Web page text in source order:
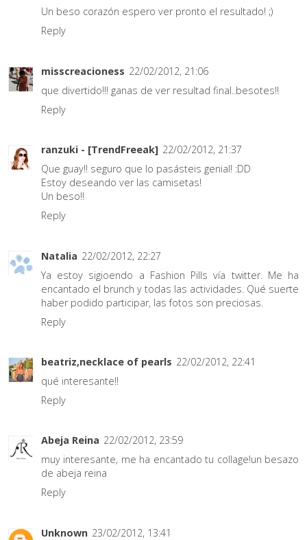
Un beso corazón espero ver pronto el resultado! ;)
Reply
misscreacioness 22/02/2012, 21:06
que divertido!!! ganas de ver resultad final..besotes!!
Reply
ranzuki - [TrendFreeak] 22/02/2012, 21:37
Que guay!! seguro que lo pasásteis genial! :DD
Estoy deseando ver las camisetas!
Un beso!!
Reply
Natalia 22/02/2012, 22:27
Ya estoy sigioendo a Fashion Pills vía twitter. Me ha
encantado el brunch y todas las actividades. Qué suerte
haber podido participar, las fotos son preciosas.
Reply
beatriz,necklace of pearls 22/02/2012, 22:41
qué interesante!!
Reply
Abeja Reina 22/02/2012, 23:59
muy interesante, me ha encantado tu collage!un besazo
de abeja reina
Reply
Unknown 23/02/2012, 13:41